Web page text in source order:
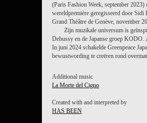
(Paris Fashion Week, september 2023)
wereldpremière geregisseerd door
Grand Théâtre de Genève, november
Zijn muzikale universum is
Debussy en de Japanse groep
In juni 2024 schakelde Greenpeace
bewustwording te creëren rond
Additional music
La Morte del Cigno
Created with and interpreted by
HAS BEEN